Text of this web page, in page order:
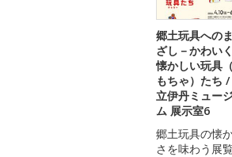
郷土玩具への
ざし－かわい
懐かしい玩具
もちゃ）たち
立伊丹ミュー
ム 展示室6
郷土玩具の懐
さを味わう展